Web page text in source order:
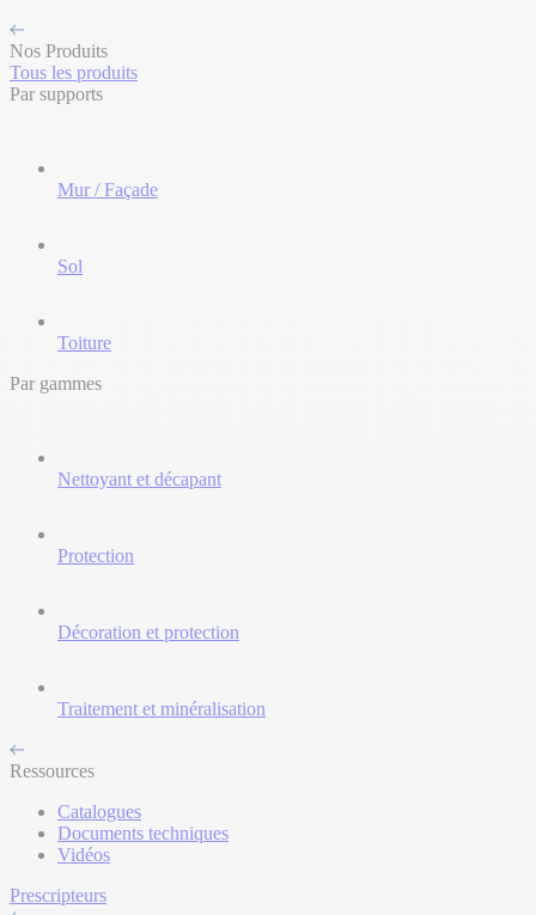
Nos Produits
Tous les produits
Par supports
Mur / Façade
Sol
Toiture
Par gammes
Nettoyant et décapant
Protection
Décoration et protection
Traitement et minéralisation
Ressources
Catalogues
Documents techniques
Vidéos
Prescripteurs